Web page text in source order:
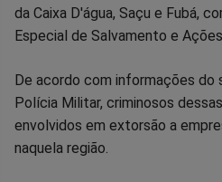
da Caixa D'água, Saçu e Fubá,
Especial de Salvamento e
De acordo com informações do
Polícia Militar, criminosos
envolvidos em extorsão a
naquela região.